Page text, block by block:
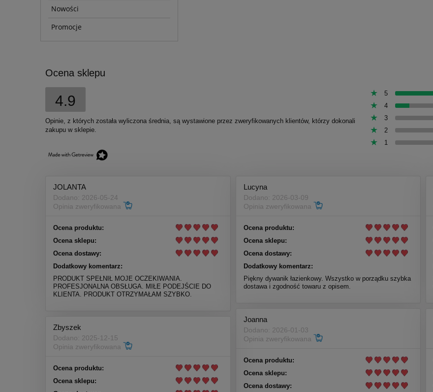
Nowości
Promocje
Ocena sklepu
4.9
Opinie, z których została wyliczona średnia, są wystawione przez zweryfikowanych klientów, którzy dokonali
zakupu w sklepie.
5
4
3
2
1
JOLANTA
Dodano: 2026-05-24
Opinia zweryfikowana
Ocena produktu:
Ocena sklepu:
Ocena dostawy:
Dodatkowy komentarz:
PRODUKT SPEŁNIŁ MOJE OCZEKIWANIA.
PROFESJONALNA OBSŁUGA. MIŁE PODEJŚCIE DO
KLIENTA. PRODUKT OTRZYMAŁAM SZYBKO.
Lucyna
Dodano: 2026-03-09
Opinia zweryfikowana
Ocena produktu:
Ocena sklepu:
Ocena dostawy:
Dodatkowy komentarz:
Piękny dywanik łazienkowy. Wszystko w porządku szybka
dostawa i zgodność towaru z opisem.
Joanna
Dodano: 2026-01-03
Opinia zweryfikowana
Ocena produktu:
Ocena sklepu:
Ocena dostawy:
Zbyszek
Dodano: 2025-12-15
Opinia zweryfikowana
Ocena produktu:
Ocena sklepu: